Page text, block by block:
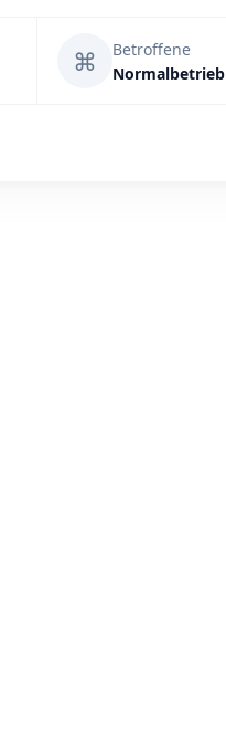
⌘
Betroffene
Normalbetrieb